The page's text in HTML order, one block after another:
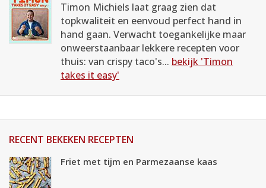
Timon Michiels laat graag zien dat
topkwaliteit en eenvoud perfect hand in
hand gaan. Verwacht toegankelijke maar
onweerstaanbaar lekkere recepten voor
thuis: van crispy taco's... bekijk 'Timon
takes it easy'
RECENT BEKEKEN RECEPTEN
Friet met tijm en Parmezaanse kaas